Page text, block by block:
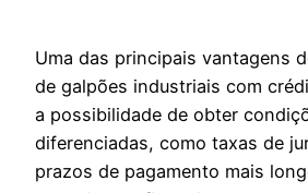
Uma das principais vantagens
de galpões industriais com
a possibilidade de obter
diferenciadas, como taxas de
prazos de pagamento mais